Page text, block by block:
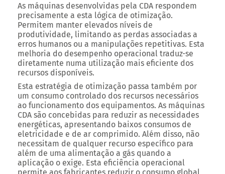
As máquinas desenvolvidas pela CDA respondem
precisamente a esta lógica de otimização.
Permitem manter elevados níveis de
produtividade, limitando as perdas associadas a
erros humanos ou a manipulações repetitivas. Esta
melhoria do desempenho operacional traduz-se
diretamente numa utilização mais eficiente dos
recursos disponíveis.
Esta estratégia de otimização passa também por
um consumo controlado dos recursos necessários
ao funcionamento dos equipamentos. As máquinas
CDA são concebidas para reduzir as necessidades
energéticas, apresentando baixos consumos de
eletricidade e de ar comprimido. Além disso, não
necessitam de qualquer recurso específico para
além de uma alimentação a gás quando a
aplicação o exige. Esta eficiência operacional